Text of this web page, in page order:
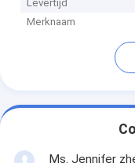
Levertijd
Merknaam
Ms. Jennifer